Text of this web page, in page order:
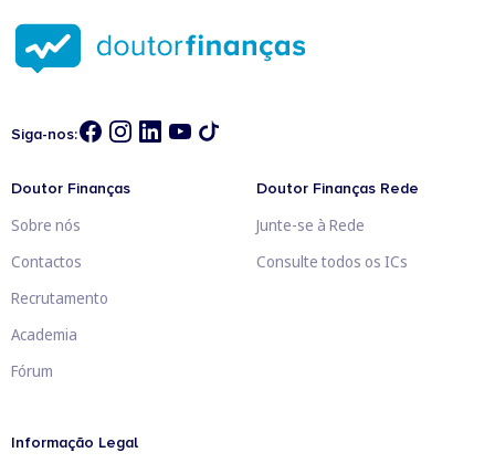
Siga-nos:
Doutor Finanças
Sobre nós
Contactos
Recrutamento
Academia
Fórum
Doutor Finanças Rede
Junte-se à Rede
Consulte todos os ICs
Informação Legal